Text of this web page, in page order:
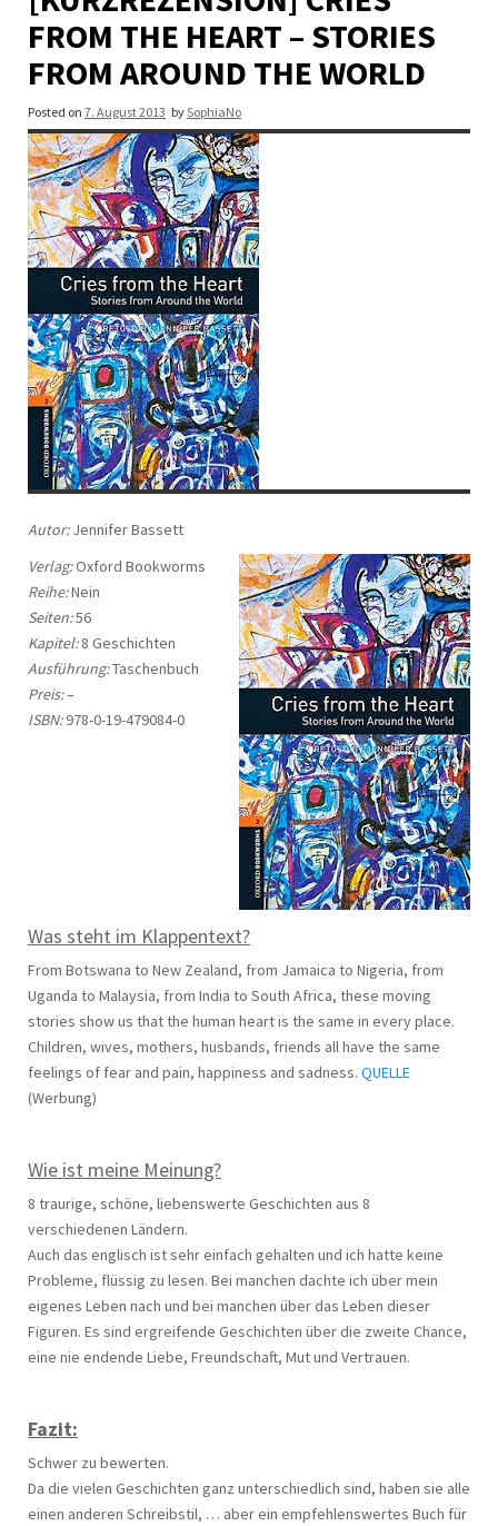
FROM THE HEART – STORIES
FROM AROUND THE WORLD
Posted on 7. August 2013 bySophiaNo
Autor:Jennifer Bassett
Verlag:Oxford Bookworms
Reihe:Nein
Seiten:56
Kapitel:8 Geschichten
Ausführung:Taschenbuch
Preis:–
ISBN:978-0-19-479084-0
Was steht im Klappentext?
From Botswana to New Zealand, from Jamaica to Nigeria, from
Uganda to Malaysia, from India to South Africa, these moving
stories show us that the human heart is the same in every place.
Children, wives, mothers, husbands, friends all have the same
feelings of fear and pain, happiness and sadness. QUELLE
(Werbung)
Wie ist meine Meinung?
8 traurige, schöne, liebenswerte Geschichten aus 8
verschiedenen Ländern.
Auch das englisch ist sehr einfach gehalten und ich hatte keine
Probleme, flüssig zu lesen. Bei manchen dachte ich über mein
eigenes Leben nach und bei manchen über das Leben dieser
Figuren. Es sind ergreifende Geschichten über die zweite Chance,
eine nie endende Liebe, Freundschaft, Mut und Vertrauen.
Fazit:
Schwer zu bewerten.
Da die vielen Geschichten ganz unterschiedlich sind, haben sie alle
einen anderen Schreibstil, … aber ein empfehlenswertes Buch für